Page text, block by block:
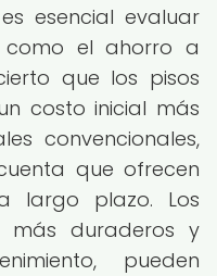
esencial evaluar
como el ahorro a
que los pisos
costo inicial más
convencionales,
que ofrecen
largo plazo. Los
más duraderos y
pueden